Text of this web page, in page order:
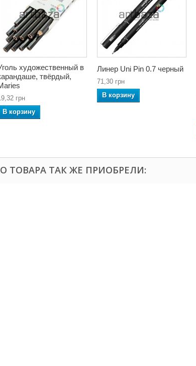
художественный в
твёрдый,
грн
В корзину
Линер Uni Pin 0.7 черный
71,30 грн
В корзину
ТОВАРА ТАК ЖЕ ПРИОБРЕЛИ: